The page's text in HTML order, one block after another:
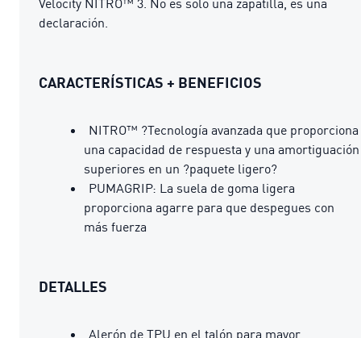
declaración.
CARACTERÍSTICAS + BENEFICIOS
NITRO™ ?Tecnología avanzada que proporciona
una capacidad de respuesta y una amortiguación
superiores en un ?paquete ligero?
PUMAGRIP: La suela de goma ligera
proporciona agarre para que despegues con
más fuerza
DETALLES
Alerón de TPU en el talón para mayor